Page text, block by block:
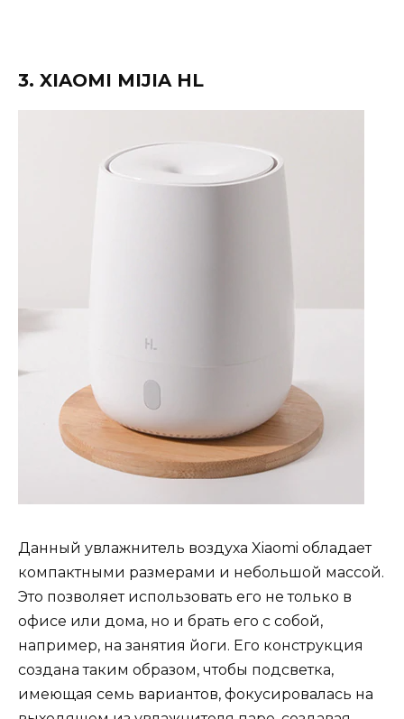
3. XIAOMI MIJIA HL
Данный увлажнитель воздуха Xiaomi обладает
компактными размерами и небольшой массой.
Это позволяет использовать его не только в
офисе или дома, но и брать его с собой,
например, на занятия йоги. Его конструкция
создана таким образом, чтобы подсветка,
имеющая семь вариантов, фокусировалась на